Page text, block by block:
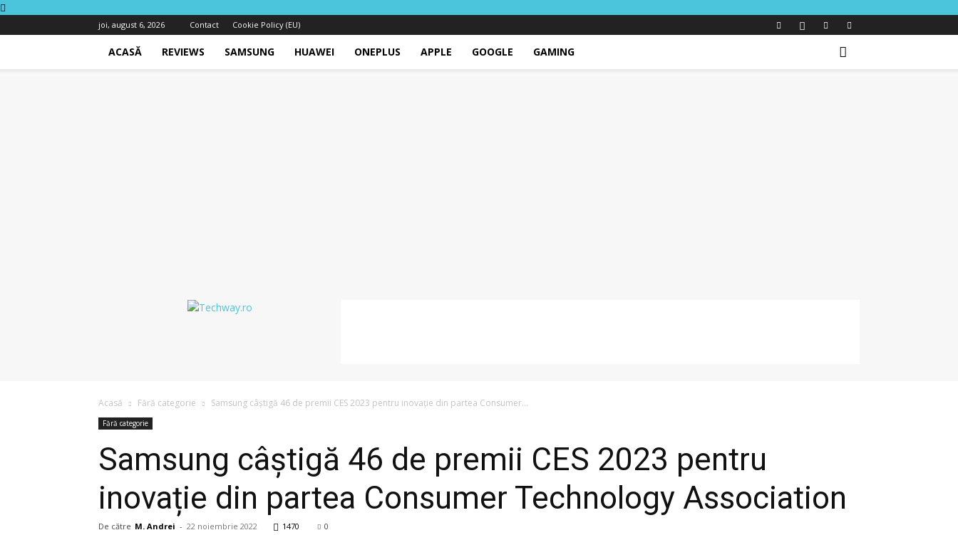
joi, august 6, 2026 Contact Cookie Policy (EU)
ACASĂ REVIEWS SAMSUNG HUAWEI ONEPLUS APPLE GOOGLE GAMING
Acasă Fără categorie Samsung câștigă 46 de premii CES 2023 pentru inovație din partea Consumer...
Fără categorie
Samsung câștigă 46 de premii CES 2023 pentru
inovație din partea Consumer Technology Association
De către M. Andrei - 22 noiembrie 2022 1470 0